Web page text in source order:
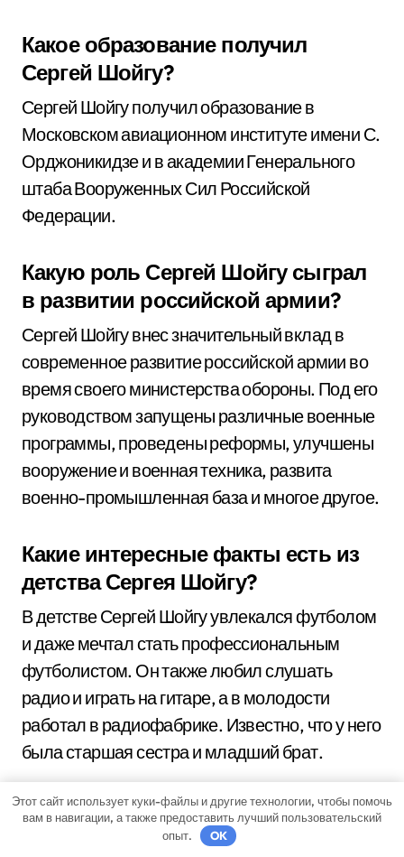
Какое образование получил
Сергей Шойгу?
Сергей Шойгу получил образование в
Московском авиационном институте имени С.
Орджоникидзе и в академии Генерального
штаба Вооруженных Сил Российской
Федерации.
Какую роль Сергей Шойгу сыграл
в развитии российской армии?
Сергей Шойгу внес значительный вклад в
современное развитие российской армии во
время своего министерства обороны. Под его
руководством запущены различные военные
программы, проведены реформы, улучшены
вооружение и военная техника, развита
военно-промышленная база и многое другое.
Какие интересные факты есть из
детства Сергея Шойгу?
В детстве Сергей Шойгу увлекался футболом
и даже мечтал стать профессиональным
футболистом. Он также любил слушать
радио и играть на гитаре, а в молодости
работал в радиофабрике. Известно, что у него
была старшая сестра и младший брат.
Какой полный текст биографии
Этот сайт использует куки-файлы и другие технологии, чтобы помочь
вам в навигации, а также предоставить лучший пользовательский
опыт.
OK